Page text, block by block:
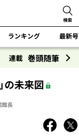
検索
ランキング 最新号
連載 巻頭随筆
の未来図
館長